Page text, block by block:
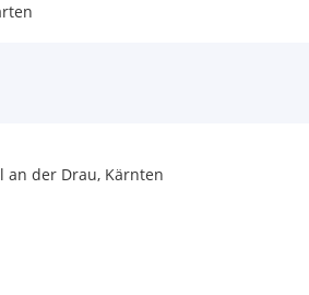
an der Drau, Kärnten